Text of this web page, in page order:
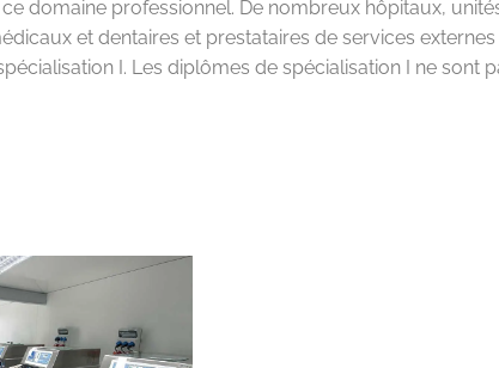
domaine professionnel. De nombreux hôpitaux,
et dentaires et prestataires de services externes
I. Les diplômes de spécialisation I ne sont